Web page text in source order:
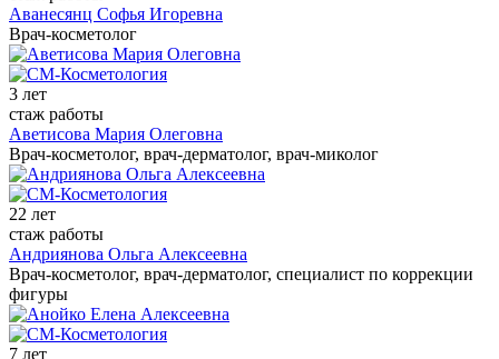
Аванесянц Софья Игоревна
Врач-косметолог
3 лет
стаж работы
Аветисова Мария Олеговна
Врач-косметолог, врач-дерматолог, врач-миколог
22 лет
стаж работы
Андриянова Ольга Алексеевна
Врач-косметолог, врач-дерматолог, специалист по коррекции
фигуры
7 лет